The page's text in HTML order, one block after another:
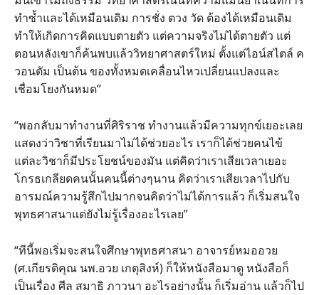
ทำซ้ำและได้เหมือนเดิม การชั่ง ตวง วัด ต้องได้เหมือนเดิม
ทำให้เกิดการคิดแบบตายตัว แต่ความจริงไม่ได้ตายตัว แต่
ตอนหลังเขาก็ค้นพบแล้ววิทยาศาสตร์ใหม่ ตั้งแต่ไอน์สไตล์ ค
วอนตัม เป็นต้น ของทั้งหมดเคลื่อนไหวเปลี่ยนแปลงและ
เชื่อมโยงกันหมด”
“พอกลับมาทำงานที่ศิริราช ทำงานแล้วมีความทุกข์เยอะเลย
แสดงว่าวิชาที่เรียนมาไม่ได้ช่วยอะไร เราก็ได้ช่วยคนไข้
แต่ละวิชาก็มีประโยชน์ของมัน แต่คิดว่าเราเสียเวลาเยอะ
โกรธเกลียดคนนั้นคนนี้ต่างๆนาน คิดว่าเราเสียเวลาไปกับ
อารมณ์ความรู้สึกไปมากจนคิดว่าไม่ได้การแล้ว ก็เริ่มสนใจ
พุทธศาสนาแต่ยังไม่รู้เรื่องอะไรเลย”
“ทีนี้พอเริ่มจะสนใจศึกษาพุทธศาสนา อาจารย์หมออวย
(ศ.เกียรติคุณ นพ.อวย เกตุสิงห์) ก็ให้หนังสือมาดู หนังสือก็
เป็นเรื่อง ศีล สมาธิ ภาวนา อะไรอย่างนั้น ก็เริ่มอ่าน แล้วก็ไป